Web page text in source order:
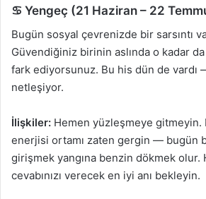
♋ Yengeç (21 Haziran – 22
Bugün sosyal çevrenizde bir sarsıntı
Güvendiğiniz birinin aslında o kadar da
fark ediyorsunuz. Bu his dün de vardı
netleşiyor.
İlişkiler: Hemen yüzleşmeye gitmeyin.
enerjisi ortamı zaten gergin — bugün
girişmek yangına benzin dökmek
cevabınızı verecek en iyi anı bekleyin.